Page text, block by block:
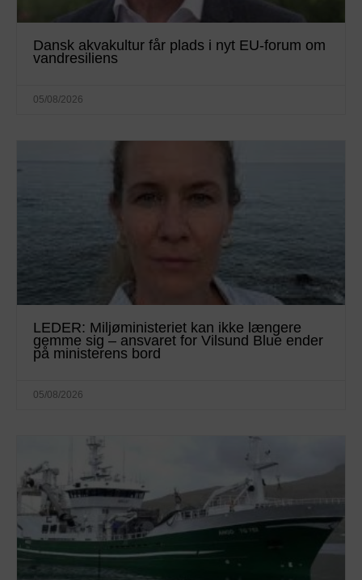
Dansk akvakultur får plads i nyt EU-forum om
vandresiliens
05/08/2026
LEDER: Miljøministeriet kan ikke længere
gemme sig – ansvaret for Vilsund Blue ender
på ministerens bord
05/08/2026